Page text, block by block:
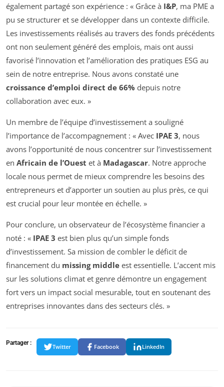
également partagé son expérience : « Grâce à I&P, ma PME a
pu se structurer et se développer dans un contexte difficile.
Les investissements réalisés au travers des fonds précédents
ont non seulement généré des emplois, mais ont aussi
favorisé l’innovation et l’amélioration des pratiques ESG au
sein de notre entreprise. Nous avons constaté une
croissance d’emploi direct de 66% depuis notre
collaboration avec eux. »
Un membre de l’équipe d’investissement a souligné
l’importance de l’accompagnement : « Avec IPAE 3, nous
avons l’opportunité de nous concentrer sur l’investissement
en Africain de l’Ouest et à Madagascar. Notre approche
locale nous permet de mieux comprendre les besoins des
entrepreneurs et d’apporter un soutien au plus près, ce qui
est crucial pour leur montée en échelle. »
Pour conclure, un observateur de l’écosystème financier a
noté : « IPAE 3 est bien plus qu’un simple fonds
d’investissement. Sa mission de combler le déficit de
financement du missing middle est essentielle. L’accent mis
sur les solutions climat et genre démontre un engagement
fort vers un impact social mesurable, tout en soutenant des
entreprises innovantes dans des secteurs clés. »
Partager :
Twitter Facebook LinkedIn